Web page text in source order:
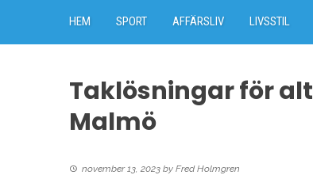
HEM SPORT AFFÄRSLIV LIVSSTIL
Taklösningar för
Malmö
november 13, 2023 by Fred Holmgren